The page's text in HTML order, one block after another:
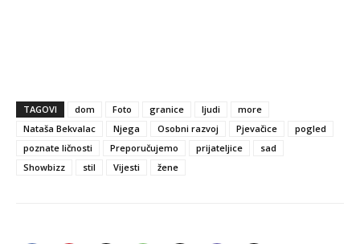
TAGOVI dom Foto granice ljudi
more
Nataša Bekvalac
Njega Osobni razvoj Pjevačice
pogled
poznate ličnosti
Preporučujemo prijateljice
sad
Showbizz
stil Vijesti žene